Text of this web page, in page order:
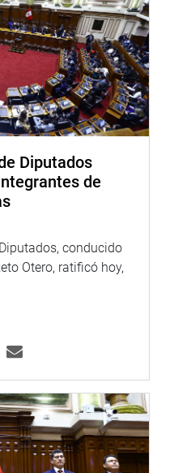
Diputados
de
conducido
Otero, ratificó hoy,